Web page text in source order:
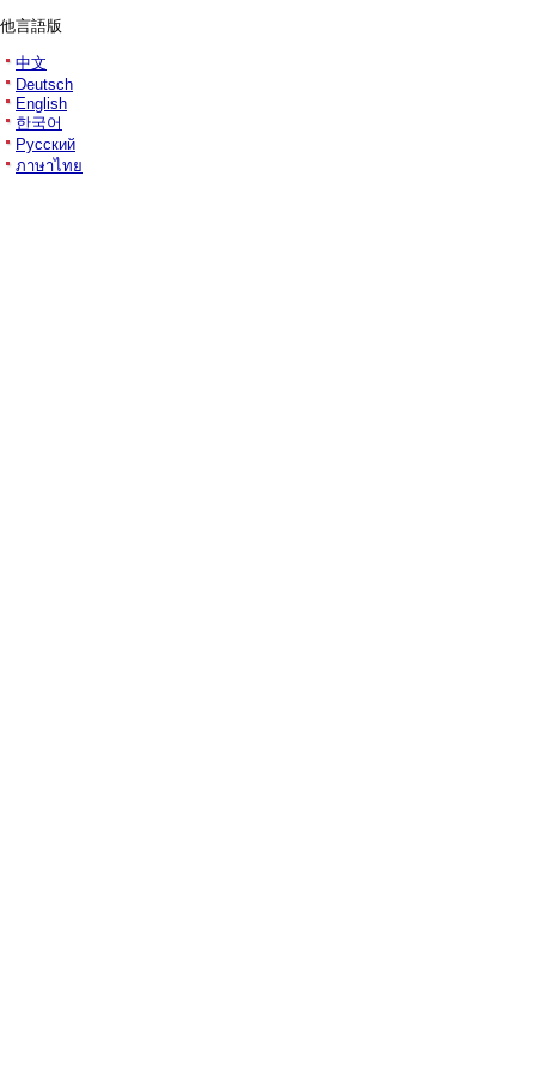
他言語版
中文
Deutsch
English
한국어
Русский
ภาษาไทย